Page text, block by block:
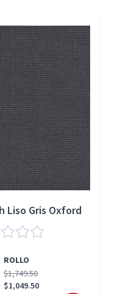
Liso Gris Oxford
ROLLO
$1,749.50
$1,049.50